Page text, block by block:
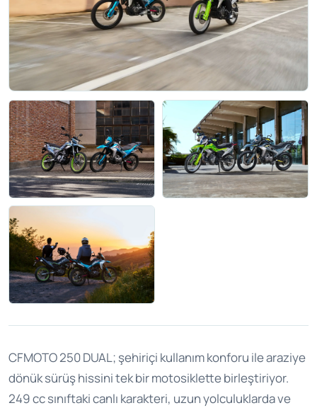
CFMOTO 250 DUAL; şehiriçi kullanım konforu ile araziye
dönük sürüş hissini tek bir motosiklette birleştiriyor.
249 cc sınıftaki canlı karakteri, uzun yolculuklarda ve